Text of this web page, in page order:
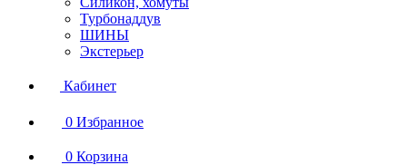
Турбонаддув
ШИНЫ
Экстерьер
Кабинет
0 Избранное
0 Корзина